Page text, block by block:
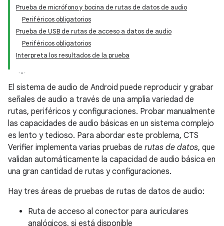
Prueba de micrófono y bocina de rutas de datos de audio
Periféricos obligatorios
Prueba de USB de rutas de acceso a datos de audio
Periféricos obligatorios
Interpreta los resultados de la prueba
El sistema de audio de Android puede reproducir y grabar
señales de audio a través de una amplia variedad de
rutas, periféricos y configuraciones. Probar manualmente
las capacidades de audio básicas en un sistema complejo
es lento y tedioso. Para abordar este problema, CTS
Verifier implementa varias pruebas de rutas de datos, que
validan automáticamente la capacidad de audio básica en
una gran cantidad de rutas y configuraciones.
Hay tres áreas de pruebas de rutas de datos de audio:
Ruta de acceso al conector para auriculares
analógicos, si está disponible